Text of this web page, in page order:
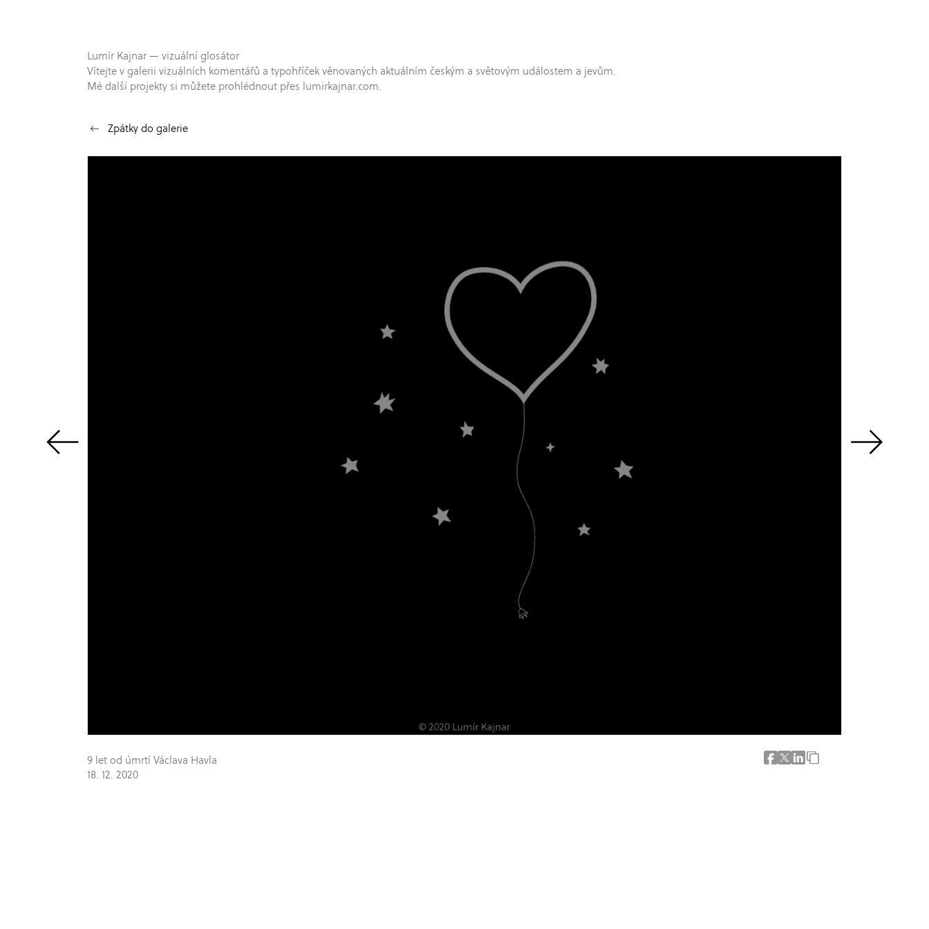
Lumír Kajnar — vizuální glosátor
Vítejte v galerii vizuálních komentářů a typohříček věnovaných aktuálním českým a světovým událostem a jevům.
Mé další projekty si můžete prohlédnout přes lumirkajnar.com.
Zpátky do galerie
9 let od úmrtí Václava Havla
18. 12. 2020